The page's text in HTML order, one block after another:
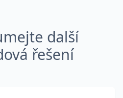
další
řešení